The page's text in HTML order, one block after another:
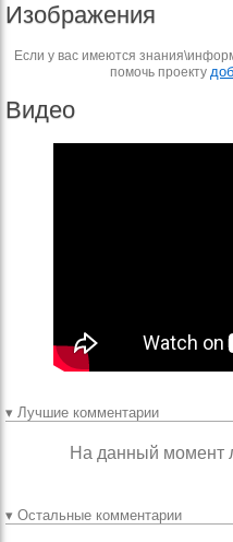
Изображения
Если у вас имеются
помочь проекту
Видео
▾ Лучшие комментарии
На данный момент
▾ Остальные комментарии